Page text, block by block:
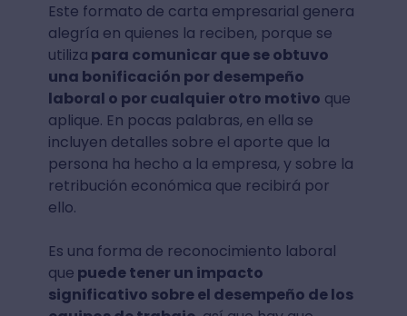
Este formato de carta empresarial genera
alegría en quienes la reciben, porque se
utiliza para comunicar que se obtuvo
una bonificación por desempeño
laboral o por cualquier otro motivo que
aplique. En pocas palabras, en ella se
incluyen detalles sobre el aporte que la
persona ha hecho a la empresa, y sobre la
retribución económica que recibirá por
ello.
Es una forma de reconocimiento laboral
que puede tener un impacto
significativo sobre el desempeño de los